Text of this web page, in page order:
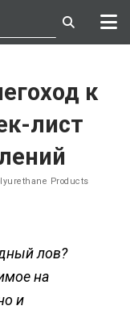
к
лист
Products
лов?
на
и